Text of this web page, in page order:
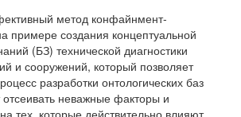
метод конфайнмент-
примере создания концептуальной
(БЗ) технической диагностики
и сооружений, который позволяет
разработки онтологических баз
неважные факторы и
тех, которые действительно влияют